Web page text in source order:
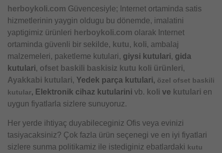
herboykoli.com Güvencesiyle; Internet ortaminda satis
hizmetlerinin yaygin oldugu bu dönemde, imalatini
yaptigimiz ürünleri herboykoli.com olarak Internet
ortaminda güvenli bir sekilde, kutu, koli, ambalaj
malzemeleri, paketleme kutulari, giysi kutulari, gida
kutulari, ofset baskili baskisiz kutu koli ürünleri,
Ayakkabi kutulari, Yedek parça kutulari, özel ofset baskili
kutular, Elektronik cihaz kutularini vb. koli ve kutulari en
uygun fiyatlarla sizlere sunuyoruz.
Her yerde ihtiyaç duyabileceginiz Ofis veya evinizi
tasiyacaksiniz? Çok fazla ürün seçenegi ve en iyi fiyatlari
sizlere sunma politikamiz ile istediginiz ebatlardaki kutu